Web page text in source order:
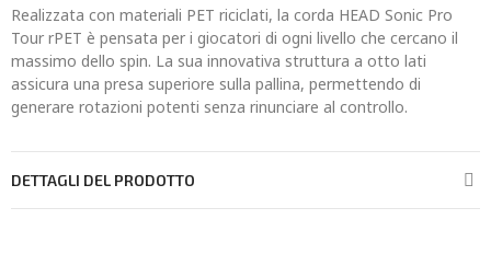
Realizzata con materiali PET riciclati, la corda HEAD Sonic Pro
Tour rPET è pensata per i giocatori di ogni livello che cercano il
massimo dello spin. La sua innovativa struttura a otto lati
assicura una presa superiore sulla pallina, permettendo di
generare rotazioni potenti senza rinunciare al controllo.
DETTAGLI DEL PRODOTTO